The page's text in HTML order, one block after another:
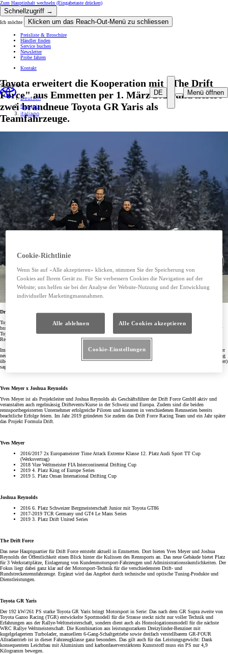
Zum Hauptinhalt wechseln (Eingabetaste drücken)
Schnellzugriff →
Ich möchte Klicken um das Reach-Out-Menü zu schliessen
Preisliste & Broschüre
Händler finden
Service buchen
Newsletter
Probe fahren
Kontakt
DE
Sprachen
Deutsch
français
italiano
Menü öffnen
Toyota erweitert die Kooperation mit "The Drift
Force" aus Emmetten per 1. März 2022 und liefert
zwei brandneue Toyota GR Yaris als
Teamfahrzeuge.
Drift Force x Toyota Switzerland
Toyota erweitert die Kooperation mit "The Drift Force" aus Emmetten per 1. März 2022 und liefert zwei
brandneue Toyota GR Yaris als Teamfahrzeuge. Ein weiteres von Toyota Schweiz unterstütztes Projekt ist der
Toyota GR Supra, welcher für den Einsatz in der Amerikanischen Formula Drift und verschiedenen anderen
Rennserien eingesetzt wird.
Im Februar besuchte Christian Künstler (CEO, Toyota AG) Drift Force in Emmetten zur Fahrzeugübergabe der
neuen Toyota GR Yaris und konnte sich vor Ort in die Welt des Driftsports einführen lassen. Die Begeisterung
über diese Kooperation ist beidseitig sehr gross und mit vielen Emotionen verbunden. Yves Meyer (Pro Driver)
sagt dazu. «Nun darf ich Fast and the Furious Tokyo Drift jeden Tag leben,
Yves Meyer x Joshua Reynolds
Yves Meyer ist als Projektleiter und Joshua Reynolds als Geschäftsführer der Drift Force GmbH aktiv und
veranstalten auch regelmässig Driftevents/Kurse in der Schweiz und Europa. Zudem sind die beiden
rennsportbegeisterten Unternehmer erfolgreiche Piloten und konnten in verschiedenen Rennserien bereits
beachtliche Erfolge feiern. Im Jahr 2019 gründeten Sie zudem das Drift Force Racing Team und ein Jahr später
das Projekt Formula Drift.
Yves Meyer
2016/2017 2x Europameister Time Attack Extreme Klasse 12. Platz Audi Sport TT Cup
(Werksvertrag)
2018 Vize Weltmeister FIA Intercontinental Drifting Cup
2019 4. Platz King of Europe Series
2019 5. Platz Oman International Drifting Cup
Joshua Reynolds
2016 6. Platz Schweizer Bergmeisterschaft Junior mit Toyota GT86
2017-2019 TCR Germany und GT4 Le Mans Series
2019 3. Platz Drift United Series
The Drift Force
Das neue Hauptquartier für Drift Force entsteht aktuell in Emmetten. Dort bieten Yves Meyer und Joshua
Reynolds der Öffentlichkeit einen Blick hinter die Kulissen des Rennsports an. Das neue Gebäude bietet Platz
für 3 Werkstattplätze, Einlagerung von Kundenmotorsport-Fahrzeugen und Administrationsräumlichkeiten. Der
Fokus liegt dabei ganz klar auf der Motorsport-Technik für die verschiedensten Drift- und
Rundstreckenrennfahrzeuge. Ergänzt wird das Angebot durch technische und optische Tuning-Produkte und
Dienstleistungen.
Toyota GR Yaris
Der 192 kW/261 PS starke Toyota GR Yaris bringt Motorsport in Serie: Das nach dem GR Supra zweite von
Toyota Gazoo Racing (TGR) entwickelte Sportmodell für die Strasse steckt nicht nur voller Technik und
Erfahrungen aus der Rallye-Weltmeisterschaft, sondern dient auch als Homologationsmodell für die nächste
WRC Rallye Weltmeisterschaft. Die Kombination aus leistungsstarkem Dreizylinder-Benziner mit
kugelgelagertem Turbolader, manuellem 6-Gang-Schaltgetriebe sowie dreifach verstellbarem GR-FOUR
Allradantrieb ist in dieser Fahrzeugklasse ganz besonders. Das gilt auch für das Leistungsgewicht: Dank
konsequentem Leichtbau mit Aluminium und karbonfaserverstärktem Kunststoff muss ein PS nur 4,9
Kilogramm bewegen.
Cookie-Richtlinie
Wenn Sie auf «Alle akzeptieren» klicken, stimmen Sie der Speicherung von
Cookies auf Ihrem Gerät zu. Für Sie verbessern Cookies die Navigation auf der
Website; uns helfen sie bei der Analyse der Website-Nutzung und der Entwicklung
individueller Marketingmassnahmen.
Alle ablehnen Alle Cookies akzeptieren
Cookie-Einstellungen